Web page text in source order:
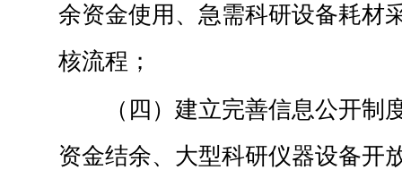
余资金使用、急需科研设备耗材
核流程；
（四）建立完善信息公开制
资金结余、大型科研仪器设备开